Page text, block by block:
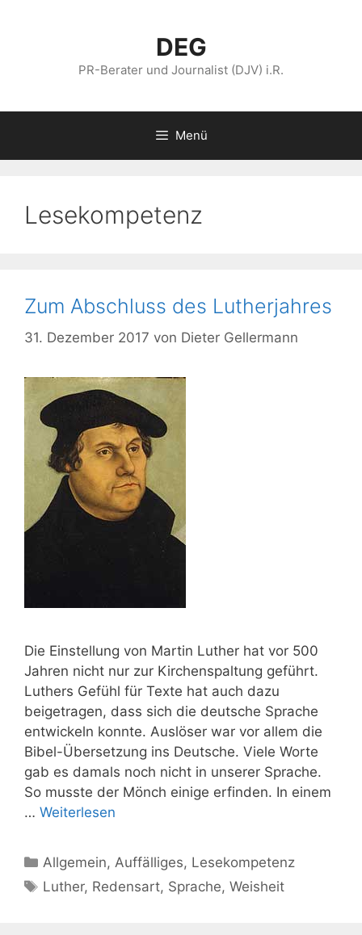
DEG
PR-Berater und Journalist (DJV) i.R.
Menü
Lesekompetenz
Zum Abschluss des Lutherjahres
31. Dezember 2017 von Dieter Gellermann
Die Einstellung von Martin Luther hat vor 500
Jahren nicht nur zur Kirchenspaltung geführt.
Luthers Gefühl für Texte hat auch dazu
beigetragen, dass sich die deutsche Sprache
entwickeln konnte. Auslöser war vor allem die
Bibel-Übersetzung ins Deutsche. Viele Worte
gab es damals noch nicht in unserer Sprache.
So musste der Mönch einige erfinden. In einem
… Weiterlesen
Kategorien
Allgemein, Auffälliges, Lesekompetenz
Schlagwörter
Luther, Redensart, Sprache,Weisheit